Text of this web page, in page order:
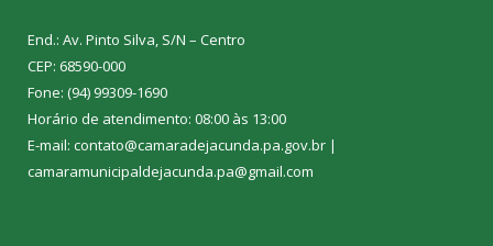
End.: Av. Pinto Silva, S/N – Centro
CEP: 68590-000
Fone: (94) 99309-1690
Horário de atendimento: 08:00 às 13:00
E-mail: contato@camaradejacunda.pa.gov.br |
camaramunicipaldejacunda.pa@gmail.com